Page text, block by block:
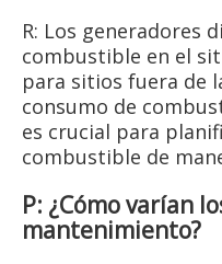
R: Los generadores
combustible en el
para sitios fuera de
consumo de
es crucial para
combustible de
P: ¿Cómo varían
mantenimiento?